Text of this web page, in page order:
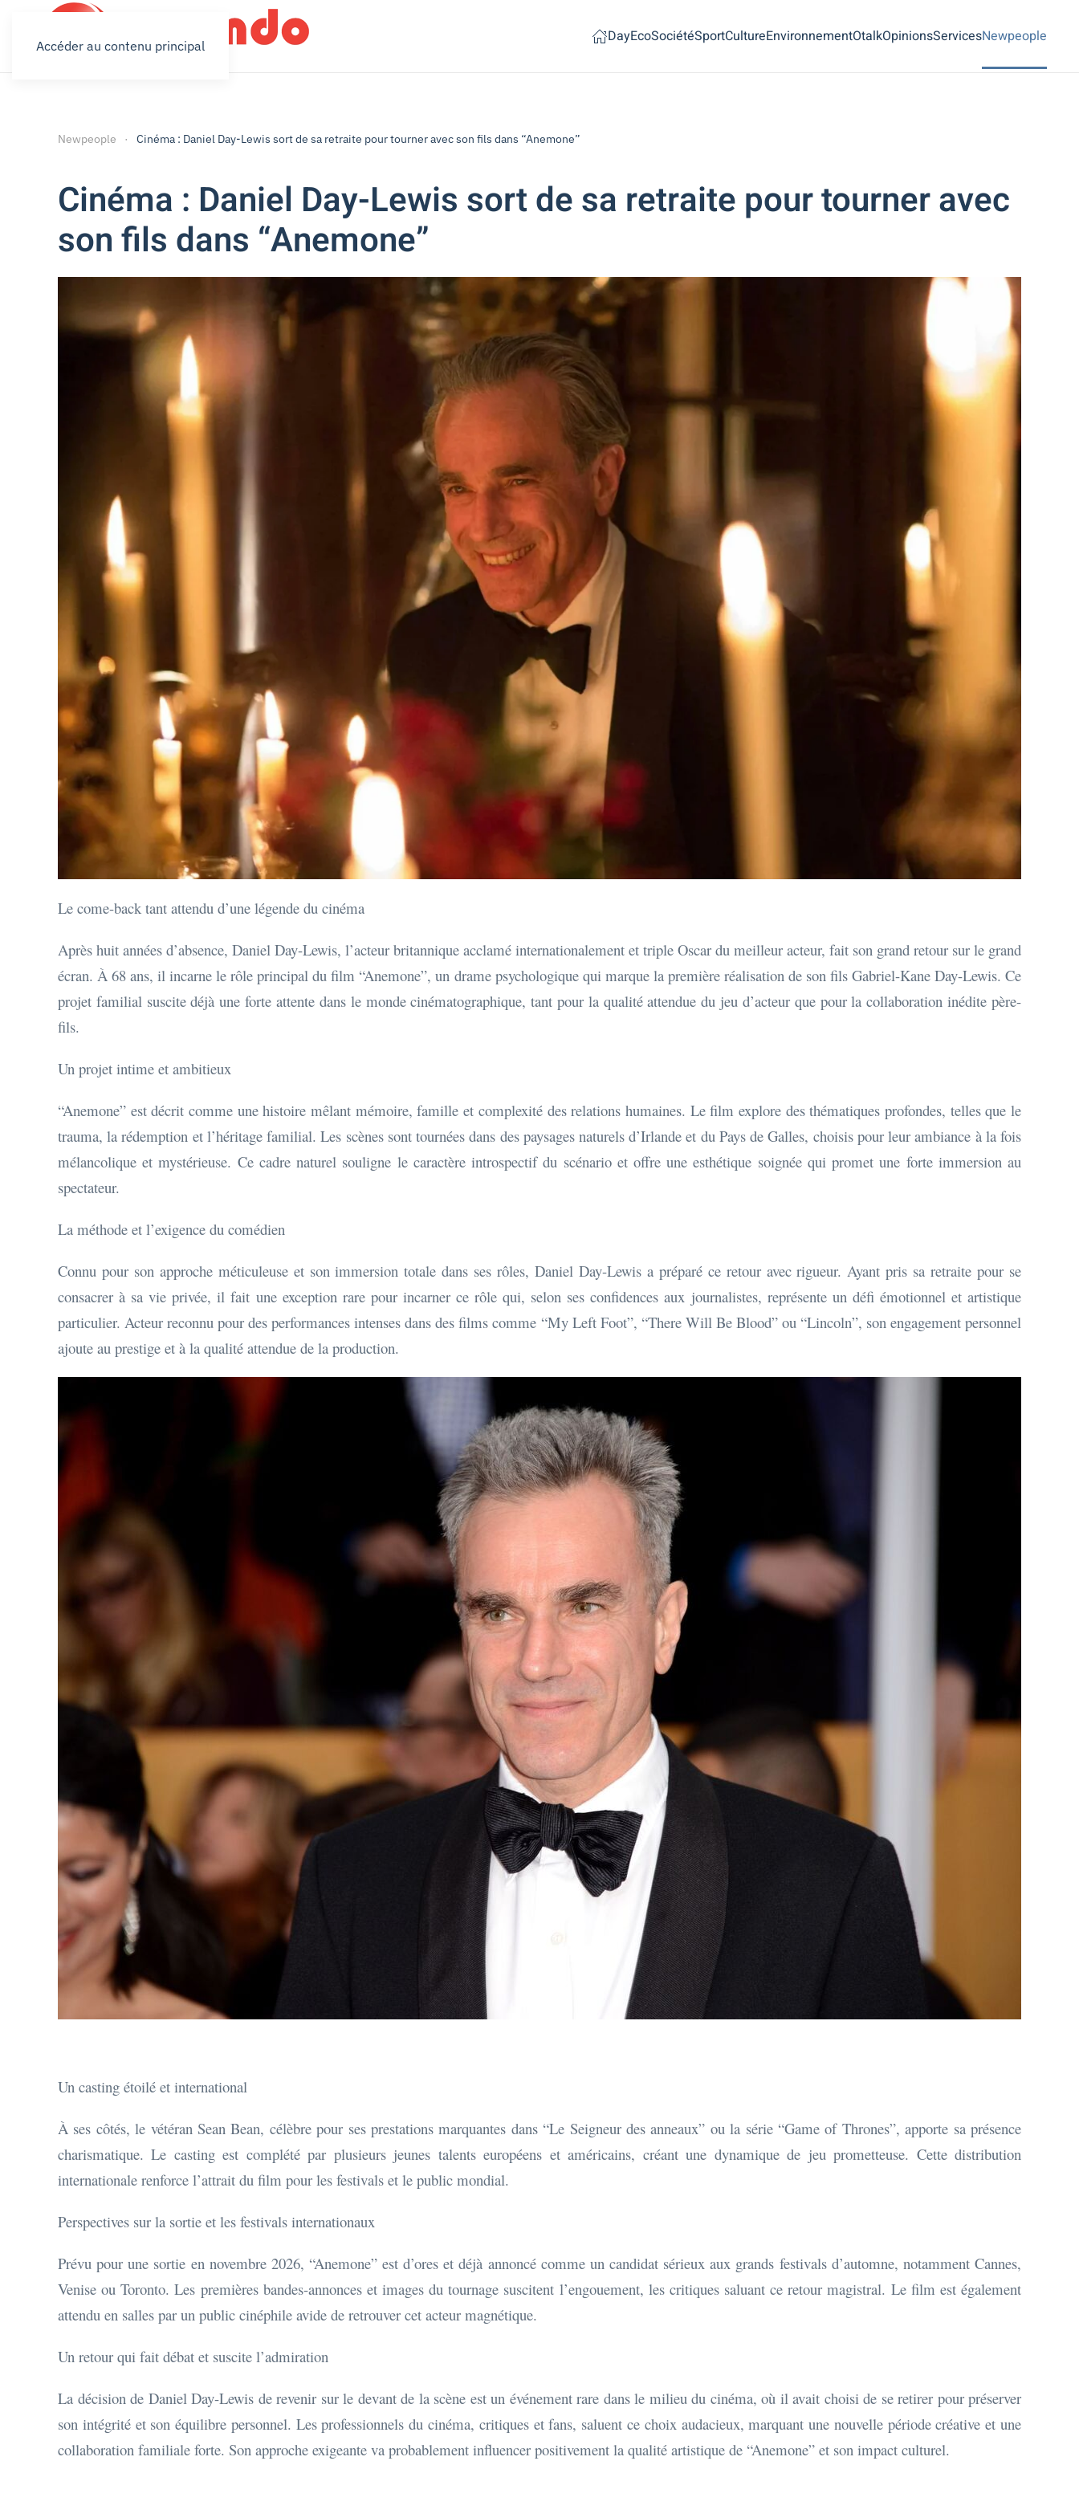
Accéder au contenu principal DayEcoSociétéSportCultureEnvironnementOtalkOpinionsServicesNewpeople
Newpeople Cinéma : Daniel Day-Lewis sort de sa retraite pour tourner avec son fils dans “Anemone”
Cinéma : Daniel Day-Lewis sort de sa retraite pour tourner avec
son fils dans “Anemone”
Le come-back tant attendu d’une légende du cinéma
Après huit années d’absence, Daniel Day-Lewis, l’acteur britannique acclamé internationalement et triple Oscar du meilleur acteur, fait son grand retour sur le grand
écran. À 68 ans, il incarne le rôle principal du film “Anemone”, un drame psychologique qui marque la première réalisation de son fils Gabriel-Kane Day-Lewis. Ce
projet familial suscite déjà une forte attente dans le monde cinématographique, tant pour la qualité attendue du jeu d’acteur que pour la collaboration inédite père-
fils.
Un projet intime et ambitieux
“Anemone” est décrit comme une histoire mêlant mémoire, famille et complexité des relations humaines. Le film explore des thématiques profondes, telles que le
trauma, la rédemption et l’héritage familial. Les scènes sont tournées dans des paysages naturels d’Irlande et du Pays de Galles, choisis pour leur ambiance à la fois
mélancolique et mystérieuse. Ce cadre naturel souligne le caractère introspectif du scénario et offre une esthétique soignée qui promet une forte immersion au
spectateur.
La méthode et l’exigence du comédien
Connu pour son approche méticuleuse et son immersion totale dans ses rôles, Daniel Day-Lewis a préparé ce retour avec rigueur. Ayant pris sa retraite pour se
consacrer à sa vie privée, il fait une exception rare pour incarner ce rôle qui, selon ses confidences aux journalistes, représente un défi émotionnel et artistique
particulier. Acteur reconnu pour des performances intenses dans des films comme “My Left Foot”, “There Will Be Blood” ou “Lincoln”, son engagement personnel
ajoute au prestige et à la qualité attendue de la production.
Un casting étoilé et international
À ses côtés, le vétéran Sean Bean, célèbre pour ses prestations marquantes dans “Le Seigneur des anneaux” ou la série “Game of Thrones”, apporte sa présence
charismatique. Le casting est complété par plusieurs jeunes talents européens et américains, créant une dynamique de jeu prometteuse. Cette distribution
internationale renforce l’attrait du film pour les festivals et le public mondial.
Perspectives sur la sortie et les festivals internationaux
Prévu pour une sortie en novembre 2026, “Anemone” est d’ores et déjà annoncé comme un candidat sérieux aux grands festivals d’automne, notamment Cannes,
Venise ou Toronto. Les premières bandes-annonces et images du tournage suscitent l’engouement, les critiques saluant ce retour magistral. Le film est également
attendu en salles par un public cinéphile avide de retrouver cet acteur magnétique.
Un retour qui fait débat et suscite l’admiration
La décision de Daniel Day-Lewis de revenir sur le devant de la scène est un événement rare dans le milieu du cinéma, où il avait choisi de se retirer pour préserver
son intégrité et son équilibre personnel. Les professionnels du cinéma, critiques et fans, saluent ce choix audacieux, marquant une nouvelle période créative et une
collaboration familiale forte. Son approche exigeante va probablement influencer positivement la qualité artistique de “Anemone” et son impact culturel.